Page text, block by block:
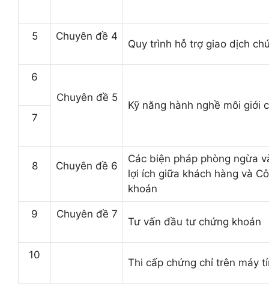
5 Chuyên đề 4
Quy trình hỗ trợ giao dịch
6
Chuyên đề 5
Kỹ năng hành nghề môi giới
7
8 Chuyên đề 6
Các biện pháp phòng ngừa
lợi ích giữa khách hàng và C
khoán
9 Chuyên đề 7
Tư vấn đầu tư chứng khoán
10
Thi cấp chứng chỉ trên máy